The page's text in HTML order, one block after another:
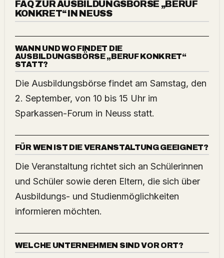
FAQ ZUR AUSBILDUNGSBÖRSE „BERUF
KONKRET“ IN NEUSS
WANN UND WO FINDET DIE
AUSBILDUNGSBÖRSE „BERUF KONKRET“
STATT?
Die Ausbildungsbörse findet am Samstag, den
2. September, von 10 bis 15 Uhr im
Sparkassen-Forum in Neuss statt.
FÜR WEN IST DIE VERANSTALTUNG GEEIGNET?
Die Veranstaltung richtet sich an Schülerinnen
und Schüler sowie deren Eltern, die sich über
Ausbildungs- und Studienmöglichkeiten
informieren möchten.
WELCHE UNTERNEHMEN SIND VOR ORT?